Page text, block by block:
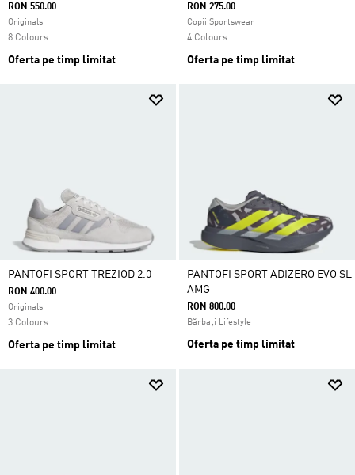
RON 550.00
Originals
8 Colours
Oferta pe timp limitat
RON 275.00
Copii Sportswear
4 Colours
Oferta pe timp limitat
PANTOFI SPORT TREZIOD 2.0
RON 400.00
Originals
3 Colours
Oferta pe timp limitat
PANTOFI SPORT ADIZERO EVO SL
AMG
RON 800.00
Bărbați Lifestyle
Oferta pe timp limitat